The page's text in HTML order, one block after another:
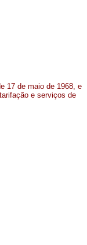
17 de maio de 1968, e
e serviços de